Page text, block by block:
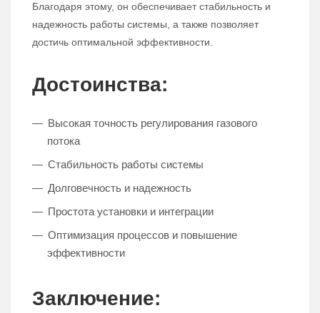
Благодаря этому, он обеспечивает стабильность и
надежность работы системы, а также позволяет
достичь оптимальной эффективности.
Достоинства:
Высокая точность регулирования газового
потока
Стабильность работы системы
Долговечность и надежность
Простота установки и интеграции
Оптимизация процессов и повышение
эффективности
Заключение: